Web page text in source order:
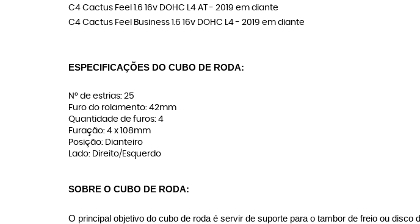
C4 Cactus Feel 1.6 16v DOHC L4 AT - 2019 em diante
C4 Cactus Feel Business 1.6 16v DOHC L4 - 2019 em diante
ESPECIFICAÇÕES DO CUBO DE RODA:
N° de estrias: 25
Furo do rolamento: 42mm
Quantidade de furos: 4
Furação: 4 x 108mm
Posição: Dianteiro
Lado: Direito/Esquerdo
SOBRE O CUBO DE RODA:
O principal objetivo do cubo de roda é servir de suporte para o tambor de freio ou